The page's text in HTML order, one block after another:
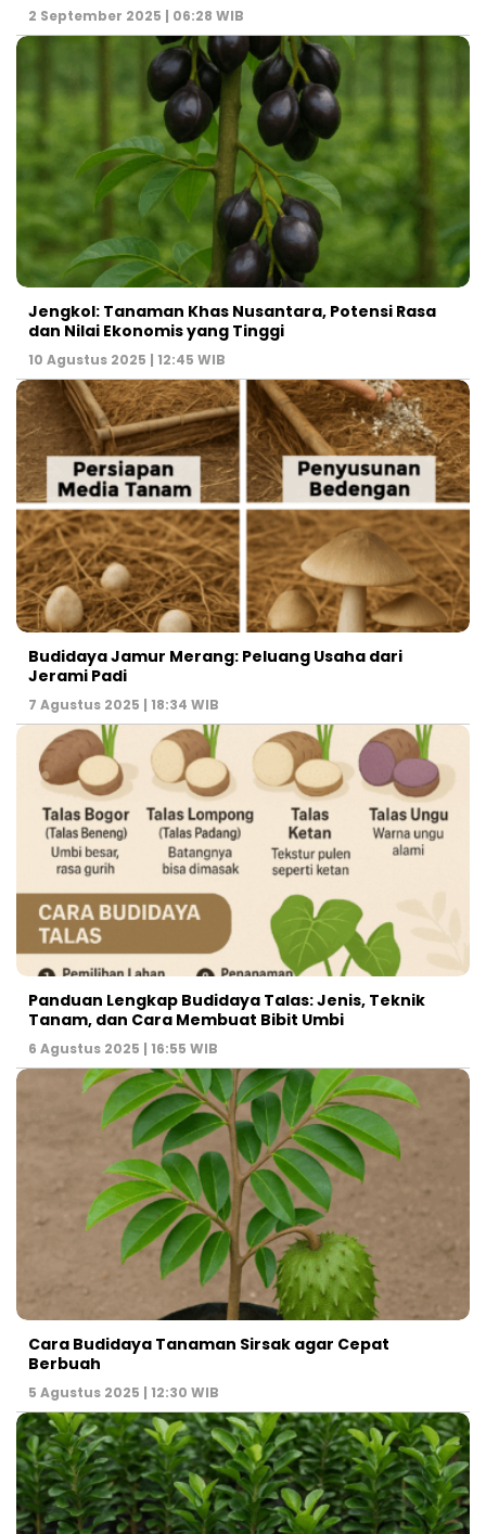
2 September 2025 | 06:28 WIB
Jengkol: Tanaman Khas Nusantara, Potensi Rasa
dan Nilai Ekonomis yang Tinggi
10 Agustus 2025 | 12:45 WIB
Budidaya Jamur Merang: Peluang Usaha dari
Jerami Padi
7 Agustus 2025 | 18:34 WIB
Panduan Lengkap Budidaya Talas: Jenis, Teknik
Tanam, dan Cara Membuat Bibit Umbi
6 Agustus 2025 | 16:55 WIB
Cara Budidaya Tanaman Sirsak agar Cepat
Berbuah
5 Agustus 2025 | 12:30 WIB